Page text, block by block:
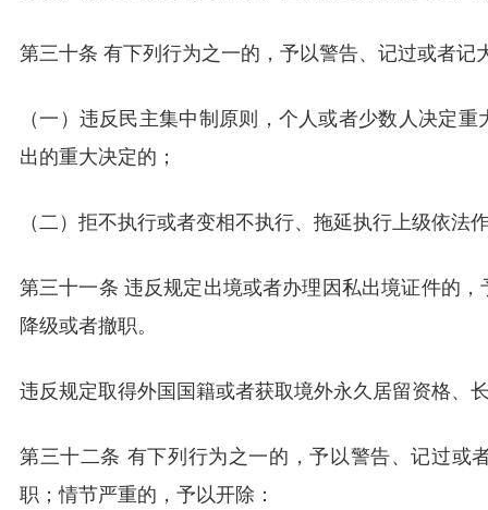
第三十条 有下列行为之一的，予以警告、记过或者
（一）违反民主集中制原则，个人或者少数人决定
出的重大决定的；
（二）拒不执行或者变相不执行、拖延执行上级依法
第三十一条 违反规定出境或者办理因私出境证件的
降级或者撤职。
违反规定取得外国国籍或者获取境外永久居留资格、
第三十二条 有下列行为之一的，予以警告、记过或
职；情节严重的，予以开除：